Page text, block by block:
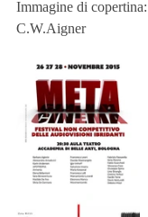
Immagine di
C.W.Aigner